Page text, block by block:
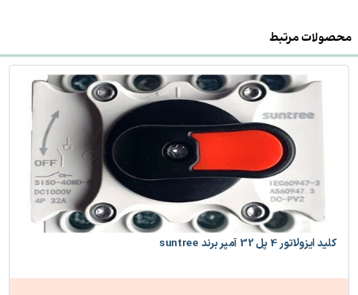
محصولات مرتبط
کلید ایزولاتور 4 پل 32 آمپر برند suntree